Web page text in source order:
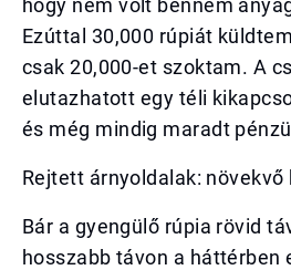
hogy nem volt bennem
Ezúttal 30,000 rúpiát
csak 20,000-et szoktam. A
elutazhatott egy téli
és még mindig maradt
Rejtett árnyoldalak:
Bár a gyengülő rúpia rövid
hosszabb távon a háttérben